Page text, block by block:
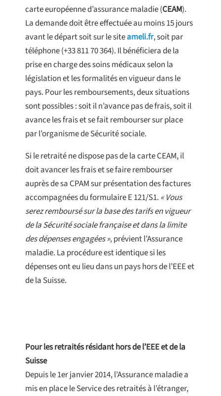
carte européenne d’assurance maladie (CEAM).
La demande doit être effectuée au moins 15 jours
avant le départ soit sur le siteameli.fr, soit par
téléphone (+33 811 70 364). Il bénéficiera de la
prise en charge des soins médicaux selon la
législation et les formalités en vigueur dans le
pays. Pour les remboursements, deux situations
sont possibles : soit il n’avance pas de frais, soit il
avance les frais et se fait rembourser sur place
par l’organisme de Sécurité sociale.
Si le retraité ne dispose pas de la carte CEAM, il
doit avancer les frais et se faire rembourser
auprès de sa CPAM sur présentation des factures
accompagnées du formulaire E 121/S1. « Vous
serez remboursé sur la base des tarifs en vigueur
de la Sécurité sociale française et dans la limite
des dépenses engagées »,prévient l’Assurance
maladie. La procédure est identique si les
dépenses ont eu lieu dans un pays hors de l’EEE et
de la Suisse.
Pour les retraités résidant hors de l’EEE et de la
Suisse
Depuis le 1er janvier 2014, l’Assurance maladie a
mis en place le Service des retraités à l’étranger,